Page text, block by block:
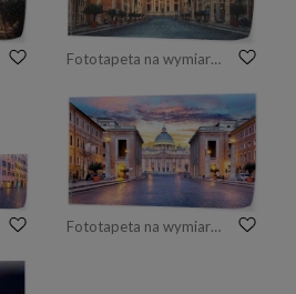
Fototapeta na wymiar Bazylika św. Piotra, Watykan rano
Fototapeta na wymiar Rzym, Watykan